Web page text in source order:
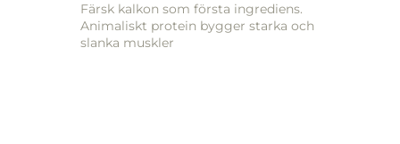
Färsk kalkon som första ingrediens.
Animaliskt protein bygger starka och
slanka muskler